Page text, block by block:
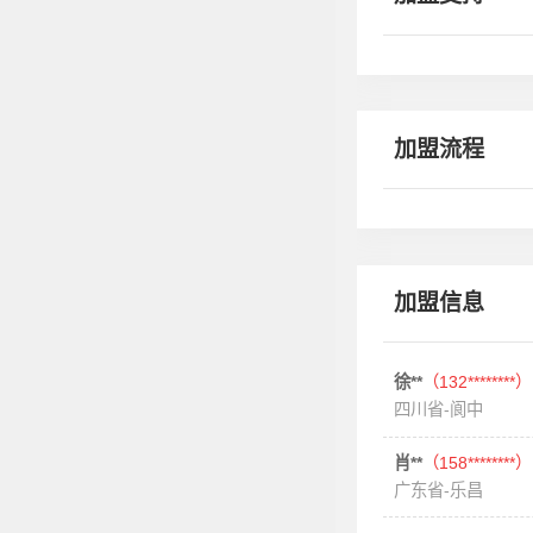
加盟流程
加盟信息
徐**（132********）
四川省-阆中
肖**（158********）
广东省-乐昌